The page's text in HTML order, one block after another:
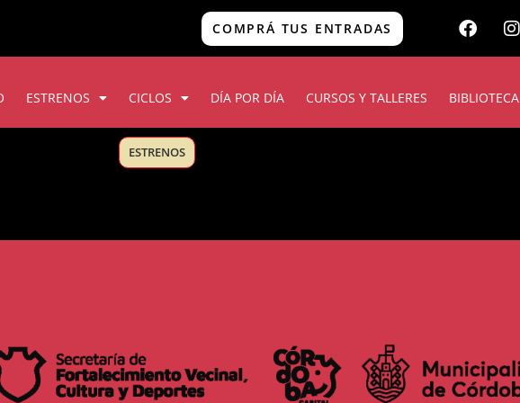
COMPRÁ TUS ENTRADAS
ESTRENOS CICLOS DÍA POR DÍA CURSOS Y TALLERES BIBLIOTECA
ESTRENOS